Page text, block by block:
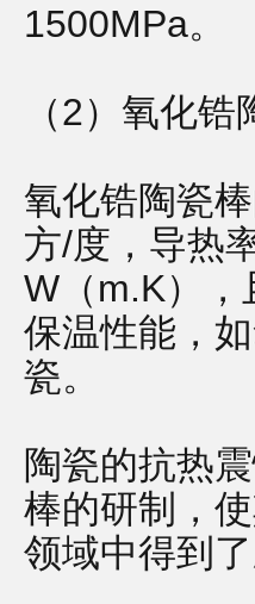
1500MPa。
（2）氧化
氧化锆陶瓷
方/度，导热
W（m.K），
保温性能，
瓷。
陶瓷的抗热
棒的研制，
领域中得到了